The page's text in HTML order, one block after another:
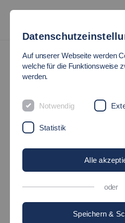
IIS - Unser Profil
Unser Profil
Arbeitsschwerpunkte
Institutsleitung
Professorinnen und
Auf unserer Webseite werden
welche für die Funktionsweise
werden.
Notwendig
Statistik
Alle
oder
Speichern &